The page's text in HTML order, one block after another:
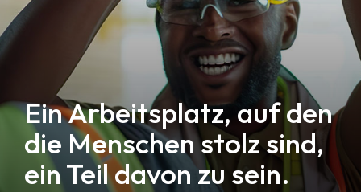
Ein Arbeitsplatz, auf den
die Menschen stolz sind,
ein Teil davon zu sein.